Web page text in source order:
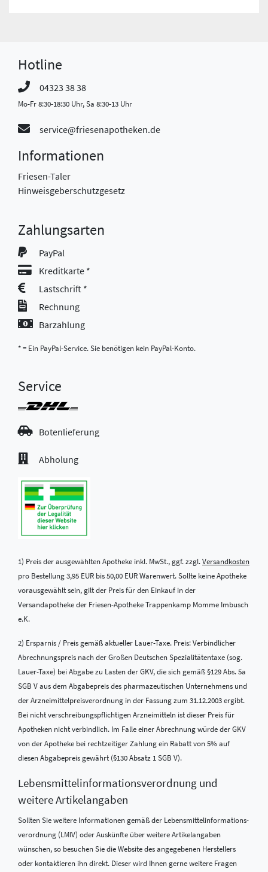
Hotline
04323 38 38
Mo-Fr 8:30-18:30 Uhr, Sa 8:30-13 Uhr
service@friesenapotheken.de
Informationen
Friesen-Taler
Hinweisgeberschutzgesetz
Zahlungsarten
PayPal
Kreditkarte *
Lastschrift *
Rechnung
Barzahlung
* = Ein PayPal-Service. Sie benötigen kein PayPal-Konto.
Service
Botenlieferung
Abholung
1) Preis der ausgewählten Apotheke inkl. MwSt., ggf. zzgl.Versandkosten
pro Bestellung 3,95 EUR bis 50,00 EUR Warenwert. Sollte keine Apotheke
vorausgewählt sein, gilt der Preis für den Einkauf in der
Versandapotheke der Friesen-Apotheke Trappenkamp Momme Imbusch
e.K.
2) Ersparnis / Preis gemäß aktueller Lauer-Taxe. Preis: Verbindlicher
Abrechnungspreis nach der Großen Deutschen Spezialitätentaxe (sog.
Lauer-Taxe) bei Abgabe zu Lasten der GKV, die sich gemäß §129 Abs. 5a
SGB V aus dem Abgabepreis des pharmazeutischen Unternehmens und
der Arzneimittelpreisverordnung in der Fassung zum 31.12.2003 ergibt.
Bei nicht verschreibungspflichtigen Arzneimitteln ist dieser Preis für
Apotheken nicht verbindlich. Im Falle einer Abrechnung würde der GKV
von der Apotheke bei rechtzeitiger Zahlung ein Rabatt von 5% auf
diesen Abgabepreis gewährt (§130 Absatz 1 SGB V).
Lebensmittel­informations­verordnung und
weitere Artikelangaben
Sollten Sie weitere Informationen gemäß der Lebensmittel­informations­
verordnung (LMIV) oder Auskünfte über weitere Artikelangaben
wünschen, so besuchen Sie die Website des angegebenen Herstellers
oder kontaktieren ihn direkt. Dieser wird Ihnen gerne weitere Fragen